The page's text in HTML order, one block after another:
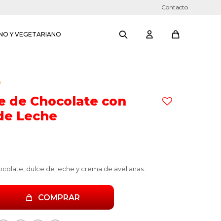
Y VEGETARIANO
Contacto
de Chocolate con
Leche
dulce de leche y crema de avellanas.
COMPRAR